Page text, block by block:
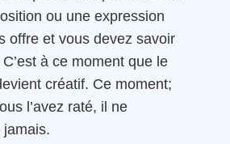
ou une expression
offre et vous devez savoir
à ce moment que le
créatif. Ce moment;
l’avez raté, il ne
jamais.